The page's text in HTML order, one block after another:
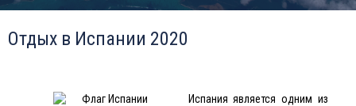
Отдых в Испании 2020
Испания является одним из